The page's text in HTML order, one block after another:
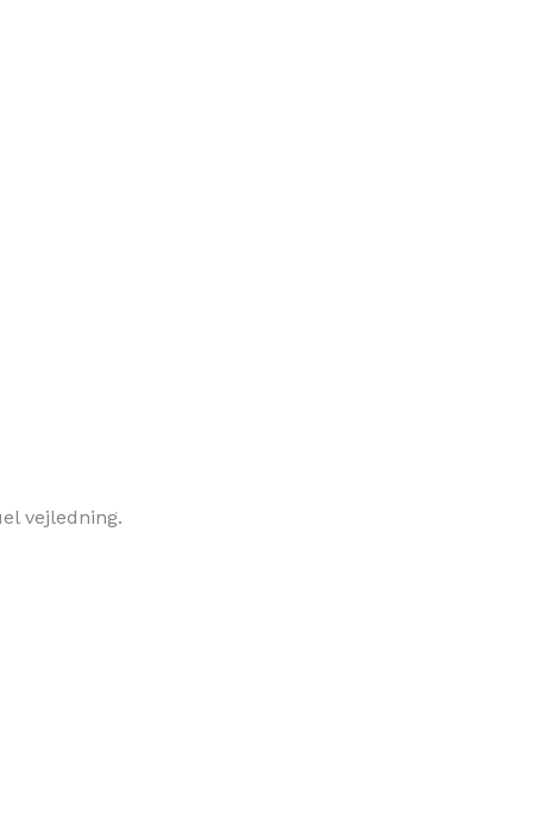
vejledning.